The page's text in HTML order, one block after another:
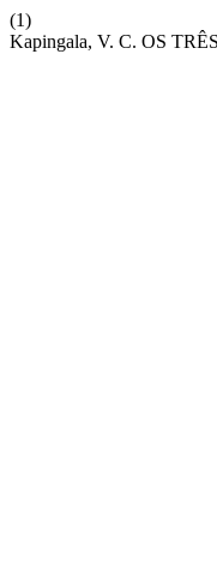
(1)
Kapingala, V. C. OS